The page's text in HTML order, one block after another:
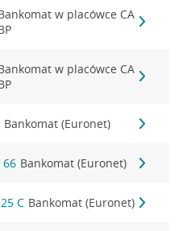
w placówce CA
w placówce CA
Bankomat (Euronet)
66 Bankomat (Euronet)
C Bankomat (Euronet)